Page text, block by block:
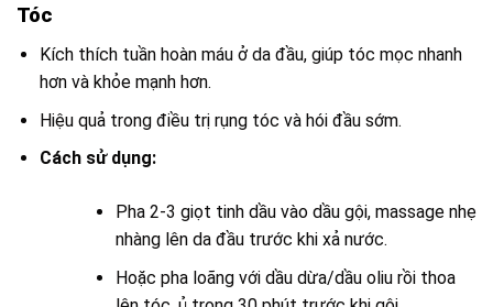
Tóc
Kích thích tuần hoàn máu ở da đầu, giúp tóc mọc nhanh
hơn và khỏe mạnh hơn.
Hiệu quả trong điều trị rụng tóc và hói đầu sớm.
Cách sử dụng:
Pha 2-3 giọt tinh dầu vào dầu gội, massage nhẹ
nhàng lên da đầu trước khi xả nước.
Hoặc pha loãng với dầu dừa/dầu oliu rồi thoa